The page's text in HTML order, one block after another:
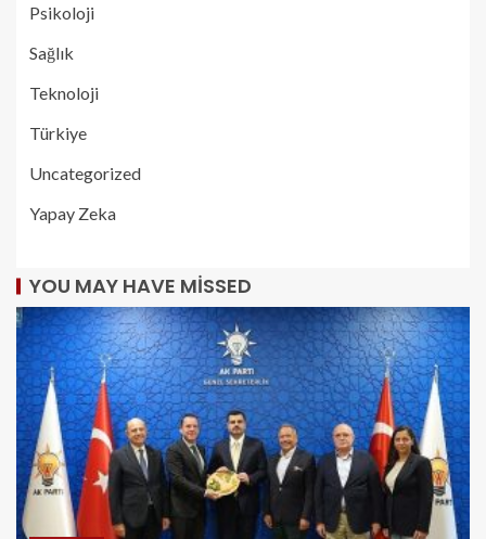
Psikoloji
Sağlık
Teknoloji
Türkiye
Uncategorized
Yapay Zeka
YOU MAY HAVE MISSED